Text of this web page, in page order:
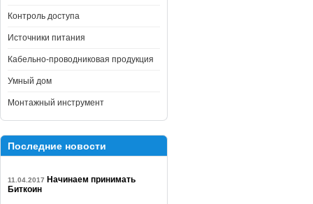
Контроль доступа
Источники питания
Кабельно-проводниковая продукция
Умный дом
Монтажный инструмент
Последние новости
11.04.2017 Начинаем принимать
Биткоин